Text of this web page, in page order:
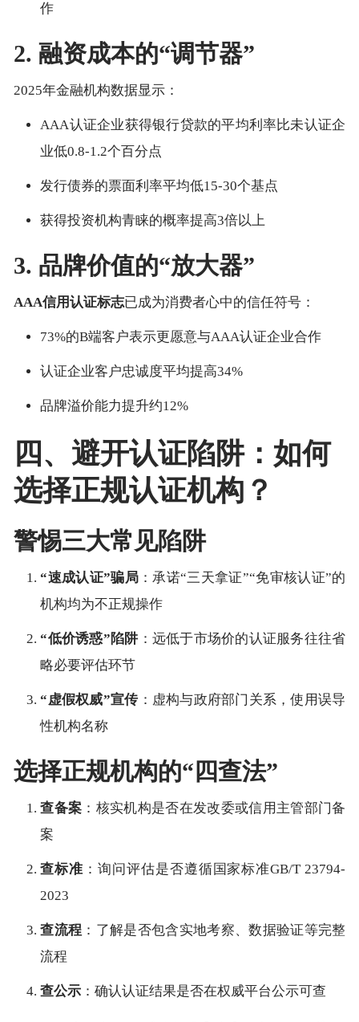
作
2. 融资成本的“调节器”
2025年金融机构数据显示：
AAA认证企业获得银行贷款的平均利率比未认证企
业低0.8-1.2个百分点
发行债券的票面利率平均低15-30个基点
获得投资机构青睐的概率提高3倍以上
3. 品牌价值的“放大器”
AAA信用认证标志已成为消费者心中的信任符号：
73%的B端客户表示更愿意与AAA认证企业合作
认证企业客户忠诚度平均提高34%
品牌溢价能力提升约12%
四、避开认证陷阱：如何
选择正规认证机构？
警惕三大常见陷阱
“速成认证”骗局 ：承诺“三天拿证”“免审核认证”的
机构均为不正规操作
“低价诱惑”陷阱：远低于市场价的认证服务往往省
略必要评估环节
“虚假权威”宣传：虚构与政府部门关系，使用误导
性机构名称
选择正规机构的“四查法”
查备案 ：核实机构是否在发改委或信用主管部门备
案
查标准 ：询问评估是否遵循国家标准GB/T 23794-
2023
查流程 ：了解是否包含实地考察、数据验证等完整
流程
查公示 ：确认认证结果是否在权威平台公示可查